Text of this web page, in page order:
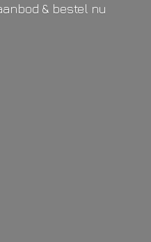
& bestel nu